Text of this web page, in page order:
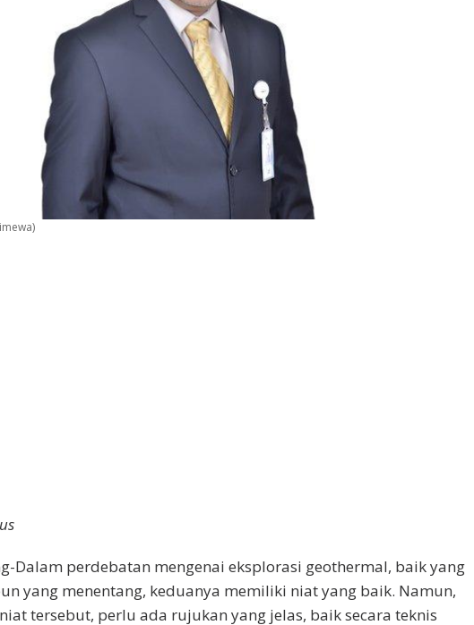
Dalam perdebatan mengenai eksplorasi geothermal, baik yang
yang menentang, keduanya memiliki niat yang baik. Namun,
tersebut, perlu ada rujukan yang jelas, baik secara teknis